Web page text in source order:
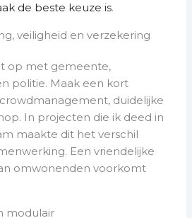
de beste keuze is.
veiligheid en verzekering
op met gemeente,
politie. Maak een kort
duidelijke
In projecten die ik deed in
maakte dit het verschil
Een vriendelijke
omwonenden voorkomt
modulair